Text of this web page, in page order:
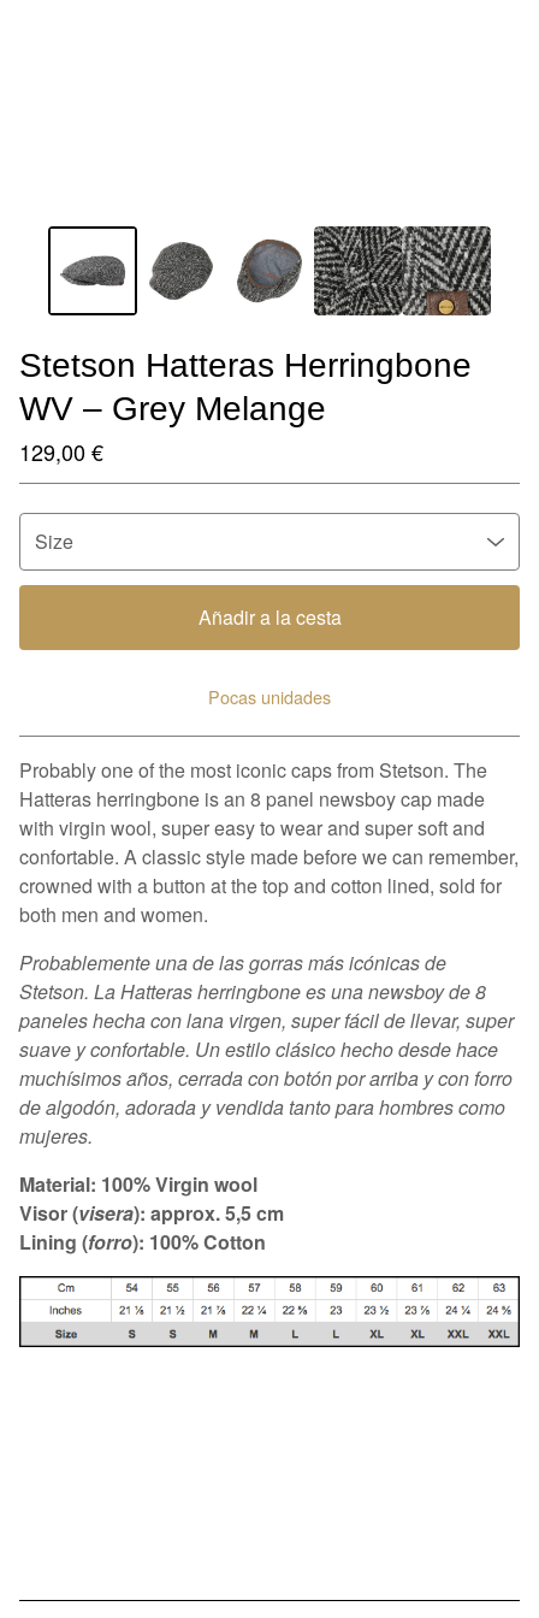
Stetson Hatteras Herringbone
WV – Grey Melange
129,00€
Añadir a la cesta
Ver carrito
Pocas unidades
Probably one of the most iconic caps from Stetson. The
Hatteras herringbone is an 8 panel newsboy cap made
with virgin wool, super easy to wear and super soft and
confortable. A classic style made before we can remember,
crowned with a button at the top and cotton lined, sold for
both men and women.
Probablemente una de las gorras más icónicas de
Stetson. La Hatteras herringbone es una newsboy de 8
paneles hecha con lana virgen, super fácil de llevar, super
suave y confortable. Un estilo clásico hecho desde hace
muchísimos años, cerrada con botón por arriba y con forro
de algodón, adorada y vendida tanto para hombres como
mujeres.
Material: 100% Virgin wool
Visor (visera): approx. 5,5 cm
Lining (forro): 100% Cotton